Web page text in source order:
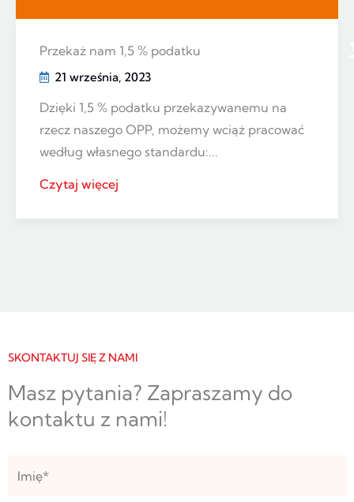
Przekaż nam 1,5 % podatku
21 września, 2023
Dzięki 1,5 % podatku przekazywanemu na
rzecz naszego OPP, możemy wciąż pracować
według własnego standardu:...
Czytaj więcej
SKONTAKTUJ SIĘ Z NAMI
Masz pytania? Zapraszamy do
kontaktu z nami!